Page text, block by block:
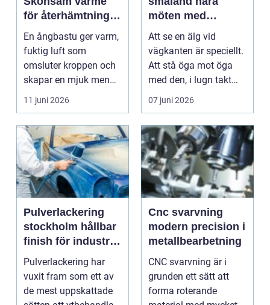
för återhämtning,
detox och
vardagslugn
En ångbastu ger varm,
fuktig luft som
omsluter kroppen och
skapar en mjuk men
intensiv
värmeupplevel...
11 juni 2026
möten med
skogens konung
Att se en älg vid
vägkanten är speciellt.
Att stå öga mot öga
med den, i lugn takt
och på tryggt avs...
07 juni 2026
Pulverlackering
stockholm hållbar
finish för industri
och design
Pulverlackering har
vuxit fram som ett av
de mest uppskattade
Cnc svarvning
modern precision i
metallbearbetning
CNC svarvning är i
grunden ett sätt att
forma roterande